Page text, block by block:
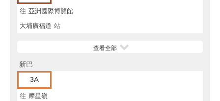
往 亞洲國際博覽館
大埔廣福道 站
查看全部
新巴
3A
往 摩星嶺